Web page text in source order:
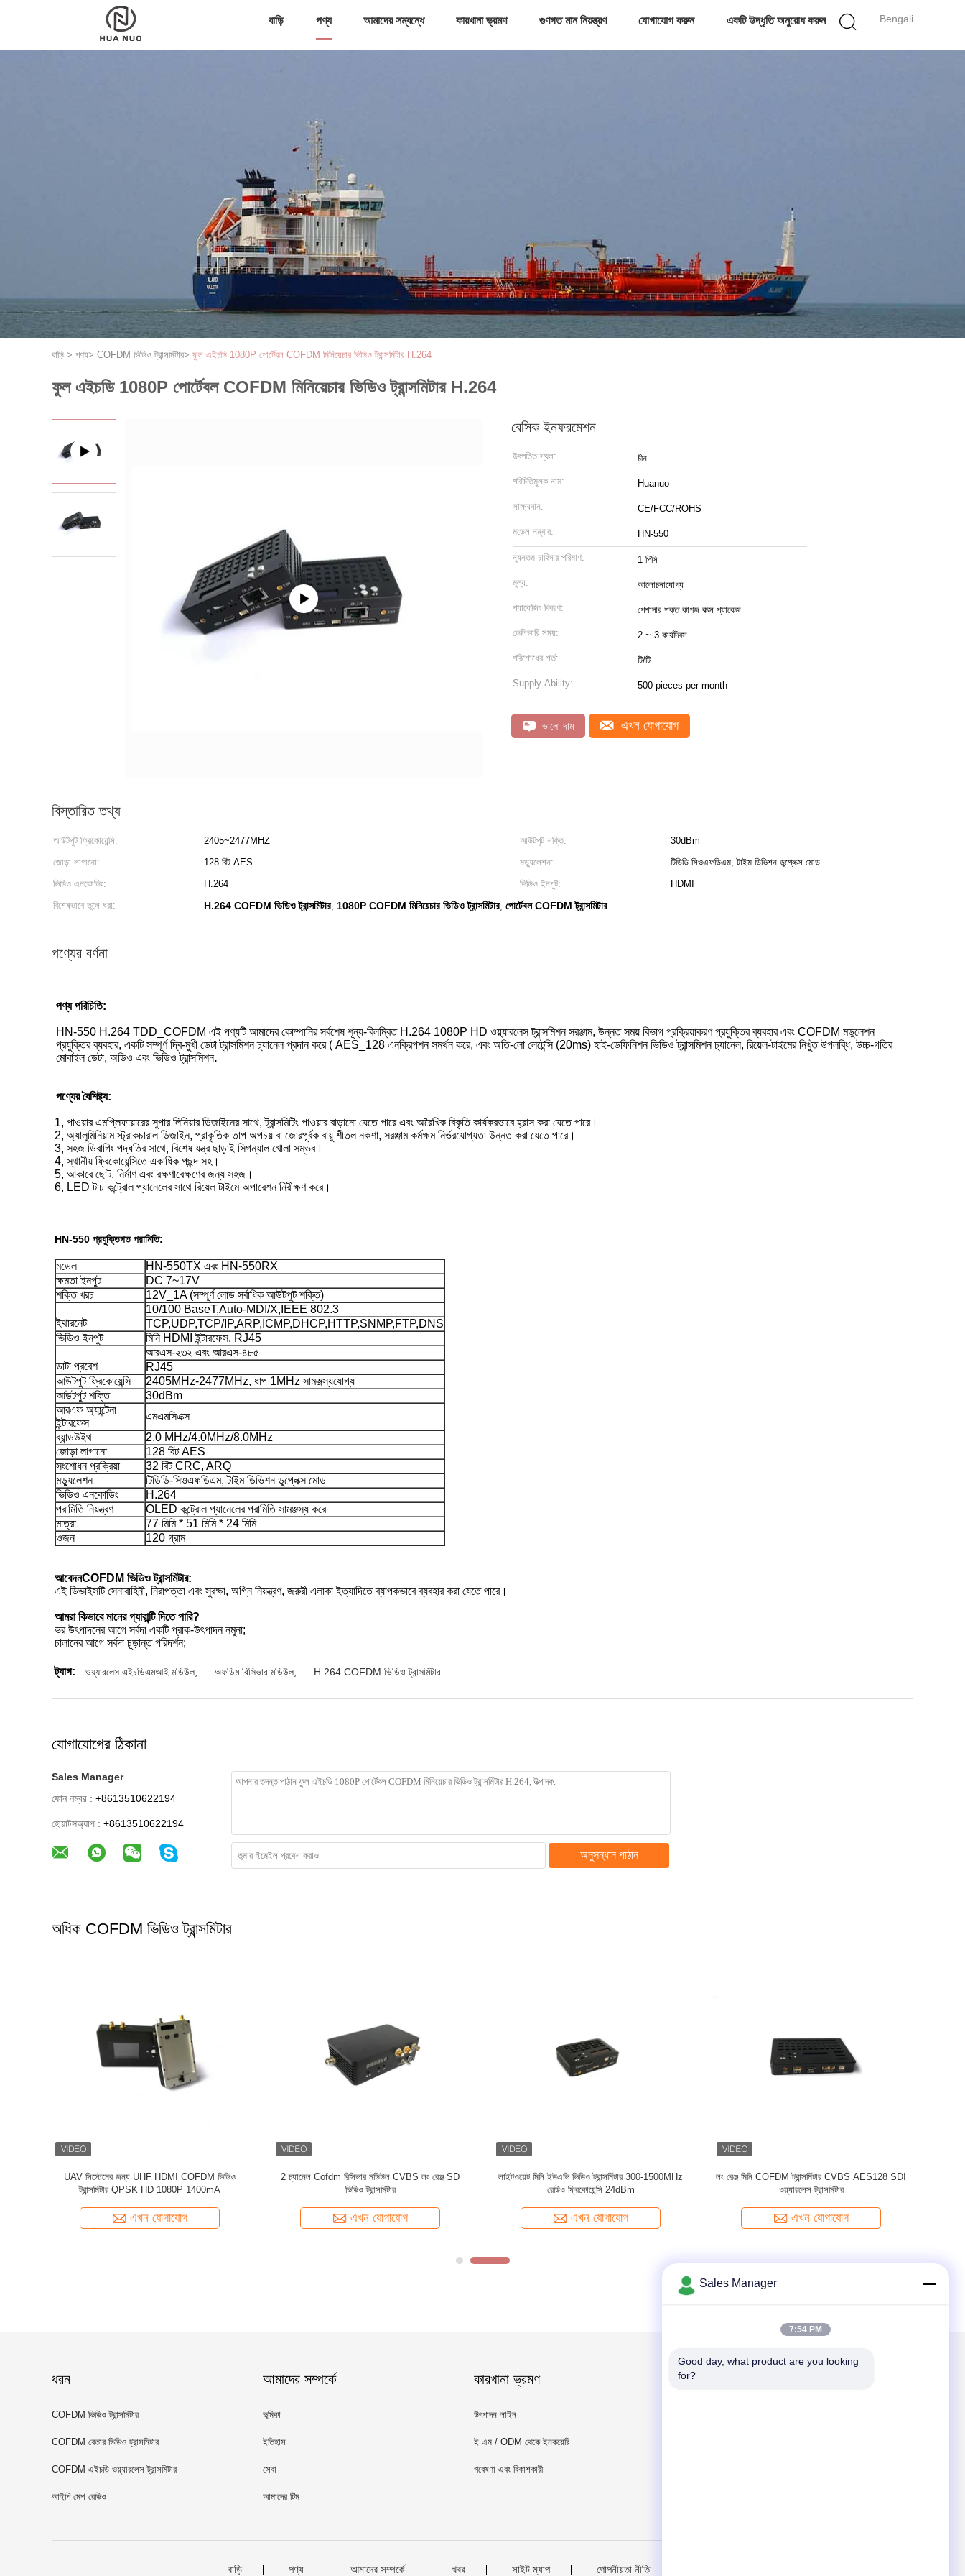
Bengali
বাড়ি পণ্য আমাদের সম্বন্ধে কারখানা ভ্রমণ গুণগত মান নিয়ন্ত্রণ যোগাযোগ করুন একটি উদ্ধৃতি অনুরোধ করুন
বাড়ি > পণ্য> COFDM ভিডিও ট্রান্সমিটার> ফুল এইচডি 1080P পোর্টেবল COFDM মিনিয়েচার ভিডিও ট্রান্সমিটার H.264
ফুল এইচডি 1080P পোর্টেবল COFDM মিনিয়েচার ভিডিও ট্রান্সমিটার H.264
বেসিক ইনফরমেশন
উৎপত্তি স্থল: চীন
পরিচিতিমুলক নাম: Huanuo
সাক্ষ্যদান: CE/FCC/ROHS
মডেল নম্বার: HN-550
ন্যূনতম চাহিদার পরিমাণ: 1 পিসি
মূল্য: আলোচনাযোগ্য
প্যাকেজিং বিবরণ: পেশাদার শক্ত কাগজ বাক্স প্যাকেজ
ডেলিভারি সময়: 2 ~ 3 কার্যদিবস
পরিশোধের শর্ত: টি/টি
Supply Ability: 500 pieces per month
ভালো দাম এখন যোগাযোগ
বিস্তারিত তথ্য
আউটপুট ফ্রিকোয়েন্সি: 2405~2477MHZ আউটপুট শক্তি:
30dBm
জোড়া লাগানো:
128 বিট AES মড্যুলেশন:
টিডিডি-সিওএফডিএম, টাইম ডিভিশন ডুপ্লেক্স মোড
ভিডিও এনকোডিং:
H.264 ভিডিও ইনপুট:
HDMI
বিশেষভাবে তুলে ধরা:
H.264 COFDM ভিডিও ট্রান্সমিটার, 1080P COFDM মিনিয়েচার ভিডিও ট্রান্সমিটার, পোর্টেবল COFDM ট্রান্সমিটার
পণ্যের বর্ণনা
পণ্য পরিচিতি:
HN-550 H.264 TDD_COFDM এই পণ্যটি আমাদের কোম্পানির সর্বশেষ শূন্য-বিলম্বিত H.264 1080P HD ওয়্যারলেস ট্রান্সমিশন সরঞ্জাম, উন্নত সময় বিভাগ প্রক্রিয়াকরণ প্রযুক্তির ব্যবহার এবং COFDM মডুলেশন
প্রযুক্তির ব্যবহার, একটি সম্পূর্ণ দ্বি-মুখী ডেটা ট্রান্সমিশন চ্যানেল প্রদান করে ( AES_128 এনক্রিপশন সমর্থন করে, এবং অতি-লো লেটেন্সি (20ms) হাই-ডেফিনিশন ভিডিও ট্রান্সমিশন চ্যানেল, রিয়েল-টাইমের নিখুঁত উপলব্ধি, উচ্চ-গতির
মোবাইল ডেটা, অডিও এবং ভিডিও ট্রান্সমিশন.
পণ্যের বৈশিষ্ট্য:
1, পাওয়ার এমপ্লিফায়ারের সুপার লিনিয়ার ডিজাইনের সাথে, ট্রান্সমিটিং পাওয়ার বাড়ানো যেতে পারে এবং অরৈখিক বিকৃতি কার্যকরভাবে হ্রাস করা যেতে পারে।
2, অ্যালুমিনিয়াম স্ট্রাকচারাল ডিজাইন, প্রাকৃতিক তাপ অপচয় বা জোরপূর্বক বায়ু শীতল নকশা, সরঞ্জাম কর্মক্ষম নির্ভরযোগ্যতা উন্নত করা যেতে পারে।
3, সহজ ডিবাগিং পদ্ধতির সাথে, বিশেষ যন্ত্র ছাড়াই সিগন্যাল খোলা সম্ভব।
4, স্থানীয় ফ্রিকোয়েন্সিতে একাধিক পছন্দ সহ।
5, আকারে ছোট, নির্মাণ এবং রক্ষণাবেক্ষণের জন্য সহজ।
6, LED টাচ কন্ট্রোল প্যানেলের সাথে রিয়েল টাইমে অপারেশন নিরীক্ষণ করে।
HN-550 প্রযুক্তিগত পরামিতি:
মডেল
HN-550TX এবং HN-550RX
ক্ষমতা ইনপুট
DC 7~17V
শক্তি খরচ
12V_1A (সম্পূর্ণ লোড সর্বাধিক আউটপুট শক্তি)
ইথারনেট
10/100 BaseT,Auto-MDI/X,IEEE 802.3
TCP,UDP,TCP/IP,ARP,ICMP,DHCP,HTTP,SNMP,FTP,DNS
ভিডিও ইনপুট
মিনি HDMI ইন্টারফেস, RJ45
ডাটা প্রবেশ
আরএস-২৩২ এবং আরএস-৪৮৫
RJ45
আউটপুট ফ্রিকোয়েন্সি
2405MHz-2477MHz, ধাপ 1MHz সামঞ্জস্যযোগ্য
আউটপুট শক্তি
30dBm
আরএফ অ্যান্টেনা
ইন্টারফেস
এমএমসিএক্স
ব্যান্ডউইথ
2.0 MHz/4.0MHz/8.0MHz
জোড়া লাগানো
128 বিট AES
সংশোধন প্রক্রিয়া
32 বিট CRC, ARQ
মড্যুলেশন
টিডিডি-সিওএফডিএম, টাইম ডিভিশন ডুপ্লেক্স মোড
ভিডিও এনকোডিং
H.264
পরামিতি নিয়ন্ত্রণ
OLED কন্ট্রোল প্যানেলের পরামিতি সামঞ্জস্য করে
মাত্রা
77 মিমি * 51 মিমি * 24 মিমি
ওজন
120 গ্রাম
আবেদনCOFDM ভিডিও ট্রান্সমিটার:
এই ডিভাইসটি সেনাবাহিনী, নিরাপত্তা এবং সুরক্ষা, অগ্নি নিয়ন্ত্রণ, জরুরী এলাকা ইত্যাদিতে ব্যাপকভাবে ব্যবহার করা যেতে পারে।
আমরা কিভাবে মানের গ্যারান্টি দিতে পারি?
ভর উৎপাদনের আগে সর্বদা একটি প্রাক-উৎপাদন নমুনা;
চালানের আগে সর্বদা চূড়ান্ত পরিদর্শন;
ট্যাগ: ওয়্যারলেস এইচডিএমআই মডিউল অফডিম রিসিভার মডিউল H.264 COFDM ভিডিও ট্রান্সমিটার
যোগাযোগের ঠিকানা
Sales Manager
ফোন নম্বর : +8613510622194
হোয়াটসঅ্যাপ : +8613510622194
অনুসন্ধান পাঠান
অধিক COFDM ভিডিও ট্রান্সমিটার
মোবাইল ওয়্যারলেস অডিও ভিডিও ট্রান্সমিটার / মিনি ইউএইচএফ
ট্রান্সমিটার বহন সহজ
এখন যোগাযোগ
HEVC COFDM ভিডিও ট্রান্সমিটার ম্যাপিং ড্রোন H.265
4K SDI
এখন যোগাযোগ
UAV সিস্টেমের জন্য UHF ব্যান্ড COFDM ভিডিও ট্রান্সমিটার
HD 1080P HDMI 4MHz
এখন যোগাযোগ
QPSK UHF COFDM ভিডিও ট্রান্সমিটার হালকা ওজন HD
1080P HDMI 2K
এখন যোগাযোগ
ধরন
COFDM ভিডিও ট্রান্সমিটার
COFDM বেতার ভিডিও ট্রান্সমিটার
COFDM এইচডি ওয়্যারলেস ট্রান্সমিটার
আইপি মেশ রেডিও
আমাদের সম্পর্কে
ভূমিকা
ইতিহাস
সেবা
আমাদের টিম
কারখানা ভ্রমণ
উৎপাদন লাইন
ই এম / ODM থেকে ইনকয়েরি
গবেষণা এবং বিকাশকারী
আমাদের মেইল ​​করুন
বাড়ি পণ্য আমাদের সম্পর্কে খবর সাইট ম্যাপ গোপনীয়তা নীতি
Sales Manager
7:54 PM
Good day, what product are you looking
for?